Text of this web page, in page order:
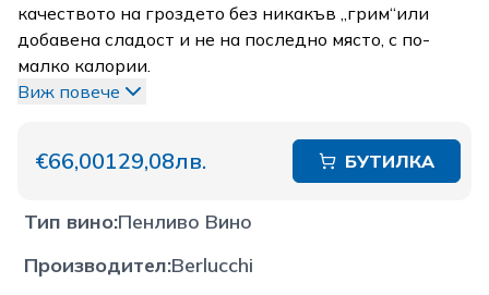
качеството на гроздето без никакъв „грим“или
добавена сладост и не на последно място, с по-
малко калории.
Виж повече
€66,00129,08лв. БУТИЛКА
Тип вино:Пенливо Вино
Производител:Berlucchi